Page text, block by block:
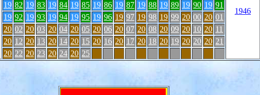
1946
19 82 19 83 19 84 19 85 19 86 19 87 19 88 19 89 19 90 19 91
19 92 19 93 19 94 19 95 19 96 19 97 19 98 19 99 20 00 20 01
20 02 20 03 20 04 20 05 20 06 20 07 20 08 20 09 20 10 20 11
20 12 20 13 20 14 20 15 20 16 20 17 20 18 20 19 20 20 20 21
20 22 20 23 20 24 20 25